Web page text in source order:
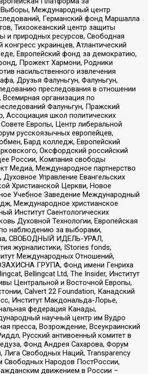
Международный центр
Германский фонд Маршалла
Тихоокеанский центр защиты
и природных ресурсов, Свободная
украинцев, Атлантический
Европейский фонд за демократию,
Прожект Хармони, Родники
насильственного извлечения
Друзья Фалуньгун, Фалуньгун,
преследования в отношении
Всемирная организация по
Фалуньгун, Пражский
Ассоциация школ политических
Европы, Центр либеральной
русскоязычных европейцев,
Бард колледж, Европейский
Оксфордский российский
России, Компания свободы
Медиа, Международное партнерство
Духовное Управление Евангельских
Христианской Церкви, Новое
Учебное Заведение Международный
Международное христианское
Институт Саентологических
Духовной Технологии, Европейская
наблюдению за выборами,
СВОБОДНЫЙ ИДЕЛЬ-УРАЛ,
журналистики, IStories fonds,
Международных Отношений,
ГРУПА, Фонд имени Генриха
Bellingcat Ltd, The Insider, Институт
Центральной и Восточной Европы,
Calvert 22 Foundation, Канадский
Институт Макдональда-Лорье,
федерация Канады,
научный центр им Вудро
пресса, Возрождение, Всеукраинский
Русский антивоенный комитет в
Фонд Андрея Сахарова, Форум
Лига Свободных Наций, Transparеncy
Свободных Народов ПостРоссии,
движением в России –